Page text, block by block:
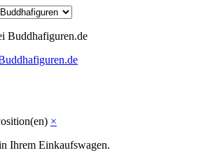
Buddhafiguren.de
×
Ihrem Einkaufswagen.